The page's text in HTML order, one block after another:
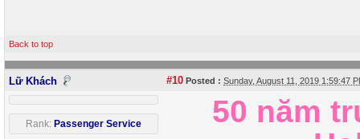
Back to top
Lữ Khách #10 Posted : Sunday, August 11, 2019 1:59:47
Rank: Passenger Service
50 năm